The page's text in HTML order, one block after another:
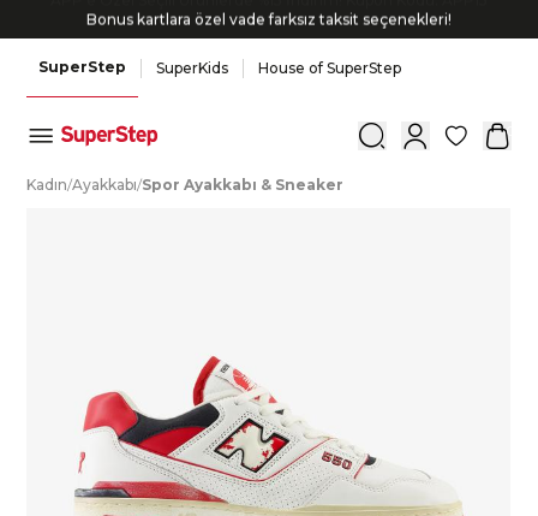
Bonus kartlara özel vade farksız taksit seçenekleri!
SuperStep SuperKids House of SuperStep
0
Kadın/Ayakkabı/Spor Ayakkabı & Sneaker